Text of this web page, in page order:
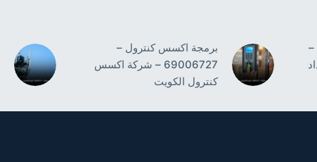
حداد النسيم – 90905107 –
برمجة اكسس كنترول –
69006727 – شركة اكسس
كنترول الكويت